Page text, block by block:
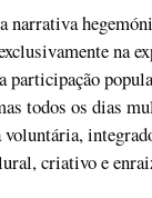
narrativa
na
participação
todos os dias
criativo e